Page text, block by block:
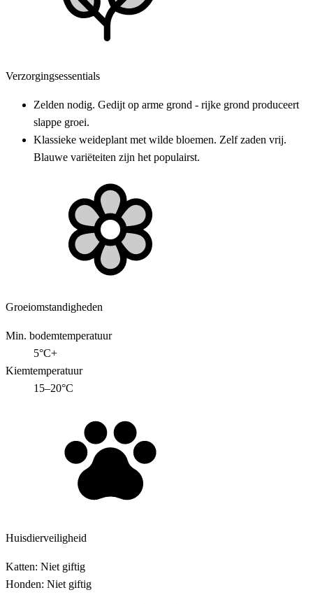
Verzorgingsessentials
Zelden nodig. Gedijt op arme grond - rijke grond produceert
slappe groei.
Klassieke weideplant met wilde bloemen. Zelf zaden vrij.
Blauwe variëteiten zijn het populairst.
Groeiomstandigheden
Min. bodemtemperatuur
5°C+
Kiemtemperatuur
15–20°C
Huisdierveiligheid
Katten: Niet giftig
Honden: Niet giftig